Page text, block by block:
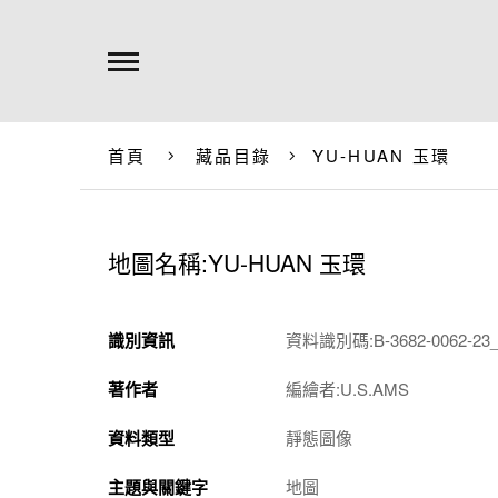
首頁 藏品目錄 YU-HUAN 玉環
地圖名稱:YU-HUAN 玉環
識別資訊 資料識別碼:B-3682-0062-
著作者 編繪者:U.S.AMS
資料類型 靜態圖像
主題與關鍵字 地圖